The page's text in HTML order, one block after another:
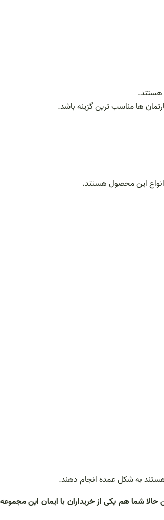
هستند.
ها مناسب ترین گزینه باشد.
انواع این محصول هستند.
هستند به شکل عمده انجام دهند.
شما هم یکی از خریداران با ایمان این مجموعه